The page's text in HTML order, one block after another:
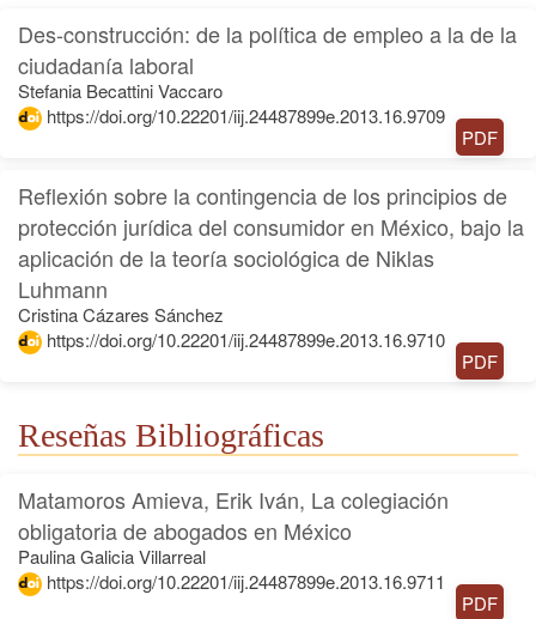
Des-construcción: de la política de empleo a la de la
ciudadanía laboral
Stefania Becattini Vaccaro
https://doi.org/10.22201/iij.24487899e.2013.16.9709
PDF
Reflexión sobre la contingencia de los principios de
protección jurídica del consumidor en México, bajo la
aplicación de la teoría sociológica de Niklas
Luhmann
Cristina Cázares Sánchez
https://doi.org/10.22201/iij.24487899e.2013.16.9710
PDF
Reseñas Bibliográficas
Matamoros Amieva, Erik Iván, La colegiación
obligatoria de abogados en México
Paulina Galicia Villarreal
https://doi.org/10.22201/iij.24487899e.2013.16.9711
PDF